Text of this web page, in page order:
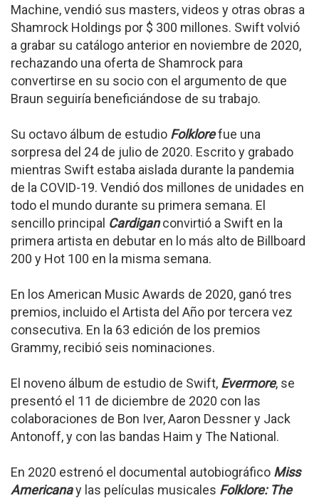
Machine, vendió sus masters, videos y otras obras a
Shamrock Holdings por $ 300 millones. Swift volvió
a grabar su catálogo anterior en noviembre de 2020,
rechazando una oferta de Shamrock para
convertirse en su socio con el argumento de que
Braun seguiría beneficiándose de su trabajo.
Su octavo álbum de estudio Folklorefue una
sorpresa del 24 de julio de 2020. Escrito y grabado
mientras Swift estaba aislada durante la pandemia
de la COVID-19. Vendió dos millones de unidades en
todo el mundo durante su primera semana. El
sencillo principal Cardiganconvirtió a Swift en la
primera artista en debutar en lo más alto de Billboard
200 y Hot 100 en la misma semana.
En los American Music Awards de 2020, ganó tres
premios, incluido el Artista del Año por tercera vez
consecutiva. En la 63 edición de los premios
Grammy, recibió seis nominaciones.
El noveno álbum de estudio de Swift, Evermore, se
presentó el 11 de diciembre de 2020 con las
colaboraciones de Bon Iver, Aaron Dessner y Jack
Antonoff, y con las bandas Haim y The National.
En 2020 estrenó el documental autobiográfico Miss
Americanay las películas musicales Folklore: The